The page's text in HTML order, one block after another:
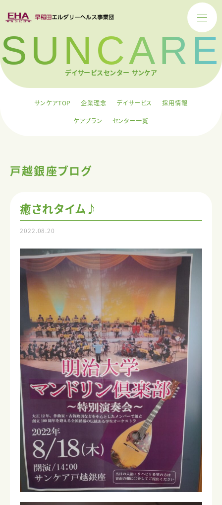
SUNCARE
デイサービスセンター サンケア
サンケアTOP 企業理念 デイサービス
採用情報
ケアプラン
センター一覧
戸越銀座ブログ
癒されタイム♪
2022.08.20